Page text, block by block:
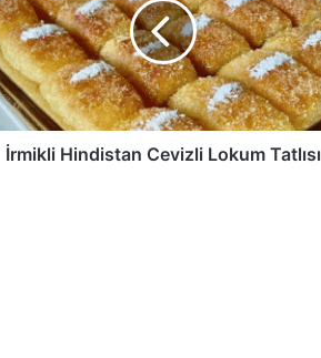
İrmikli Hindistan Cevizli Lokum Tatlısı